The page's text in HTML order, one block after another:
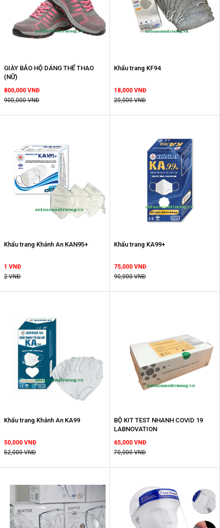
GIÀY BẢO HỘ DÁNG THỂ THAO
(NỮ)
800,000 VNĐ
900,000 VNĐ
Khẩu trang KF94
18,000 VNĐ
20,000 VNĐ
Khẩu trang Khánh An KAN95+
1 VNĐ
2 VNĐ
Khẩu trang KA99+
75,000 VNĐ
90,000 VNĐ
Khẩu trang Khánh An KA99
50,000 VNĐ
52,000 VNĐ
BỘ KIT TEST NHANH COVID 19
LABNOVATION
65,000 VNĐ
70,000 VNĐ